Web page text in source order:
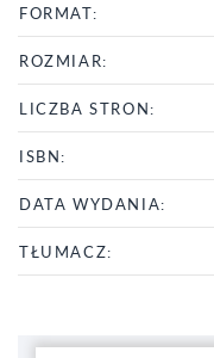
FORMAT:
ROZMIAR:
LICZBA STRON:
ISBN:
DATA WYDANIA:
TŁUMACZ: